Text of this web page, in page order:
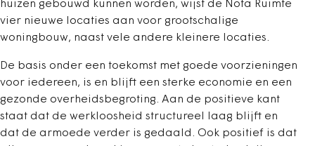
huizen gebouwd kunnen worden, wijst de Nota Ruimte
vier nieuwe locaties aan voor grootschalige
woningbouw, naast vele andere kleinere locaties.
De basis onder een toekomst met goede voorzieningen
voor iedereen, is en blijft een sterke economie en een
gezonde overheidsbegroting. Aan de positieve kant
staat dat de werkloosheid structureel laag blijft en
dat de armoede verder is gedaald. Ook positief is dat